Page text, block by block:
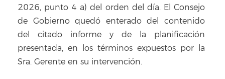
2026, punto 4 a) del orden del día. El Consejo
de Gobierno quedó enterado del contenido
del citado informe y de la planificación
presentada, en los términos expuestos por la
Sra. Gerente en su intervención.